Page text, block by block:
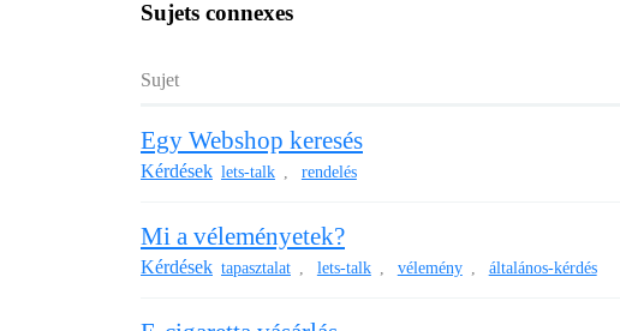
Sujets connexes
Sujet
Egy Webshop keresés
Kérdések lets-talk , rendelés
Mi a véleményetek?
Kérdések tapasztalat , lets-talk , vélemény , általános-kérdés